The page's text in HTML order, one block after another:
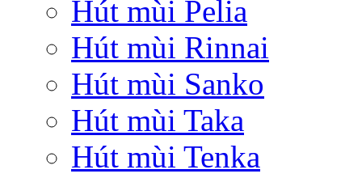
Hút mùi Pelia
Hút mùi Rinnai
Hút mùi Sanko
Hút mùi Taka
Hút mùi Tenka